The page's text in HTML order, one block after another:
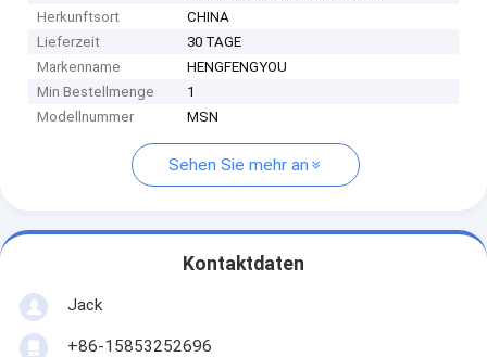
Herkunftsort
CHINA
Lieferzeit
30 TAGE
Markenname
HENGFENGYOU
Min Bestellmenge
1
Modellnummer
MSN
Sehen Sie mehr an
Kontaktdaten
Jack
+86-15853252696